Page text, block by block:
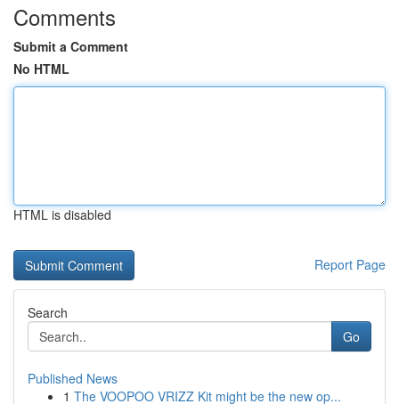
Comments
Submit a Comment
No HTML
HTML is disabled
Report Page
Search
Go
Published News
1 The VOOPOO VRIZZ Kit might be the new op...